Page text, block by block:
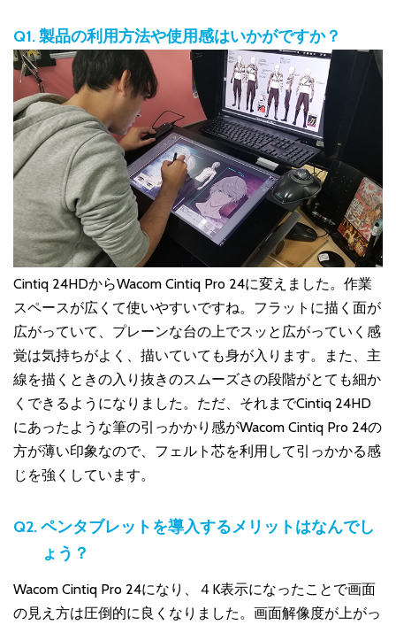
Q1. 製品の利用方法や使用感はいかがですか？
Cintiq 24HDからWacom Cintiq Pro 24に変えました。作業
スペースが広くて使いやすいですね。フラットに描く面が
広がっていて、プレーンな台の上でスッと広がっていく感
覚は気持ちがよく、描いていても身が入ります。また、主
線を描くときの入り抜きのスムーズさの段階がとても細か
くできるようになりました。ただ、それまでCintiq 24HD
にあったような筆の引っかかり感がWacom Cintiq Pro 24の
方が薄い印象なので、フェルト芯を利用して引っかかる感
じを強くしています。
Q2. ペンタブレットを導入するメリットはなんでし
ょう？
Wacom Cintiq Pro 24になり、４K表示になったことで画面
の見え方は圧倒的に良くなりました。画面解像度が上がっ